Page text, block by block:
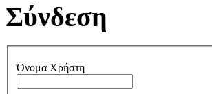
Σύνδεση
Όνομα Χρήστη